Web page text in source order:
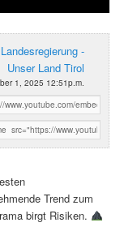
-
Unser Land Tirol
1, 2025 12:51p.m.
Trend zum
birgt Risiken.